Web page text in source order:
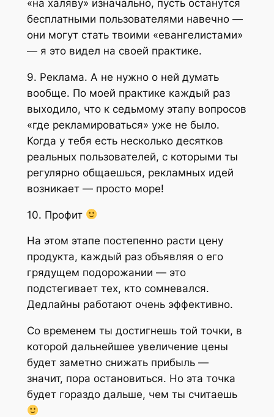
«на халяву» изначально, пусть останутся
бесплатными пользователями навечно —
они могут стать твоими «евангелистами»
— я это видел на своей практике.
9. Реклама. А не нужно о ней думать
вообще. По моей практике каждый раз
выходило, что к седьмому этапу вопросов
«где рекламироваться» уже не было.
Когда у тебя есть несколько десятков
реальных пользователей, с которыми ты
регулярно общаешься, рекламных идей
возникает — просто море!
10. Профит
На этом этапе постепенно расти цену
продукта, каждый раз объявляя о его
грядущем подорожании — это
подстегивает тех, кто сомневался.
Дедлайны работают очень эффективно.
Со временем ты достигнешь той точки, в
которой дальнейшее увеличение цены
будет заметно снижать прибыль —
значит, пора остановиться. Но эта точка
будет гораздо дальше, чем ты считаешь